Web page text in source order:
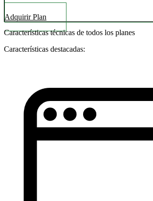
Adquirir Plan
Características técnicas de todos los planes
Características destacadas: